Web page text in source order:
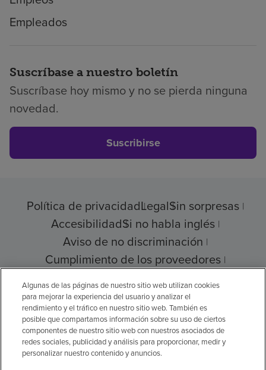
Empleados
Suscríbase a nuestro boletín
Suscríbase hoy mismo y no se pierda ninguna
novedad.
Suscribirse
Política de privacidadLegalSin sorpresas
AccesibilidadSi no habla inglés
Aviso de no discriminación
Cumplimiento de los proveedores
© 2026 Encompass Health Corporation
Preferencias de cookies
Algunas de las páginas de nuestro sitio web utilizan cookies
para mejorar la experiencia del usuario y analizar el
rendimiento y el tráfico en nuestro sitio web. También es
posible que compartamos información sobre su uso de ciertos
componentes de nuestro sitio web con nuestros asociados de
redes sociales, publicidad y análisis para proporcionar, medir y
personalizar nuestro contenido y anuncios.